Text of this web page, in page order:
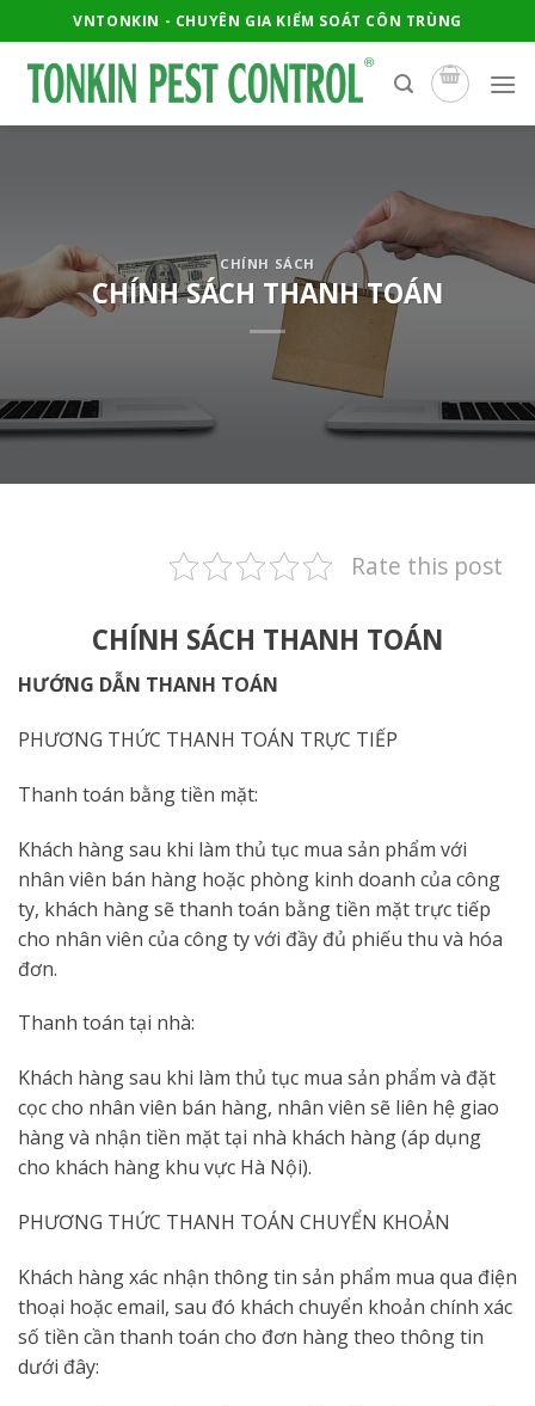
to
content
VNTONKIN - CHUYÊN GIA KIỂM SOÁT CÔN TRÙNG
CHÍNH SÁCH
CHÍNH SÁCH THANH TOÁN
Rate this post
CHÍNH SÁCH THANH TOÁN
HƯỚNG DẪN THANH TOÁN
PHƯƠNG THỨC THANH TOÁN TRỰC TIẾP
Thanh toán bằng tiền mặt:
Khách hàng sau khi làm thủ tục mua sản phẩm với
nhân viên bán hàng hoặc phòng kinh doanh của công
ty, khách hàng sẽ thanh toán bằng tiền mặt trực tiếp
cho nhân viên của công ty với đầy đủ phiếu thu và hóa
đơn.
Thanh toán tại nhà:
Khách hàng sau khi làm thủ tục mua sản phẩm và đặt
cọc cho nhân viên bán hàng, nhân viên sẽ liên hệ giao
hàng và nhận tiền mặt tại nhà khách hàng (áp dụng
cho khách hàng khu vực Hà Nội).
PHƯƠNG THỨC THANH TOÁN CHUYỂN KHOẢN
Khách hàng xác nhận thông tin sản phẩm mua qua điện
thoại hoặc email, sau đó khách chuyển khoản chính xác
số tiền cần thanh toán cho đơn hàng theo thông tin
dưới đây: